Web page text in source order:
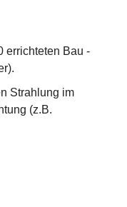
errichteten Bau -
Strahlung im
(z.B.